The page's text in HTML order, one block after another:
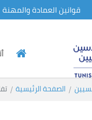
قوانين العمادة والمهنة
الصفحة الرئيسية